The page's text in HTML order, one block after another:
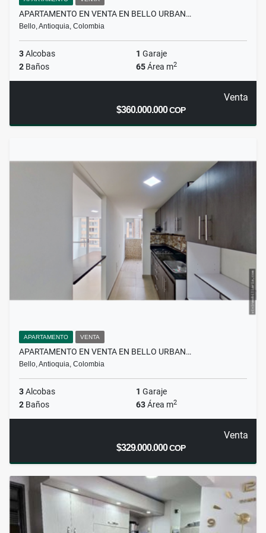
APARTAMENTO EN VENTA EN BELLO URBAN…
Bello, Antioquia, Colombia
3Alcobas 1 Garaje
2 Baños 65Área m2
Venta
$360.000.000COP
APARTAMENTO VENTA
APARTAMENTO EN VENTA EN BELLO URBAN…
Bello, Antioquia, Colombia
3Alcobas 1 Garaje
2 Baños 63Área m2
Venta
$329.000.000COP